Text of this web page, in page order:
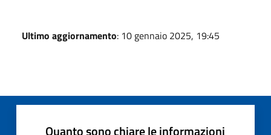
Ultimo aggiornamento: 10 gennaio 2025, 19:45
Quanto sono chiare le informazioni